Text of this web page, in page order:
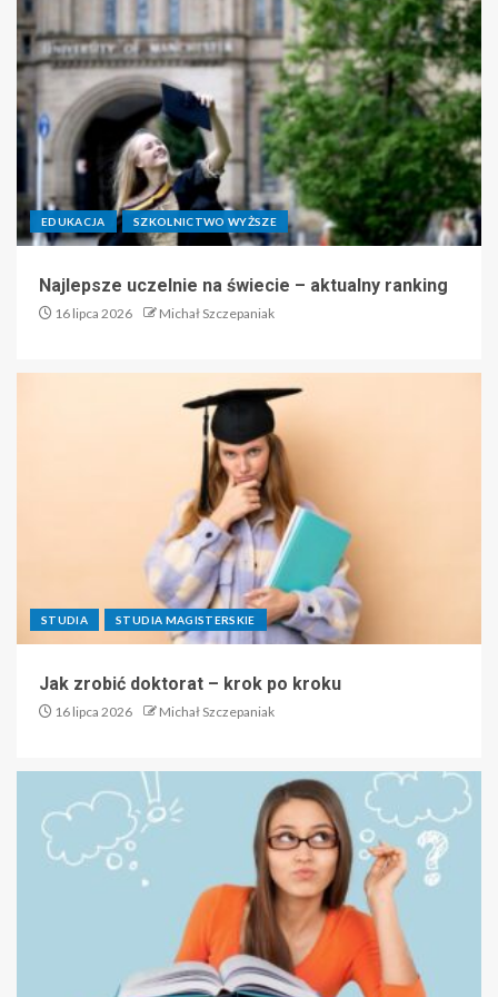
EDUKACJA SZKOLNICTWO WYŻSZE
Najlepsze uczelnie na świecie – aktualny ranking
16 lipca 2026 Michał Szczepaniak
STUDIA STUDIA MAGISTERSKIE
Jak zrobić doktorat – krok po kroku
16 lipca 2026 Michał Szczepaniak